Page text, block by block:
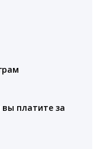
вы платите за